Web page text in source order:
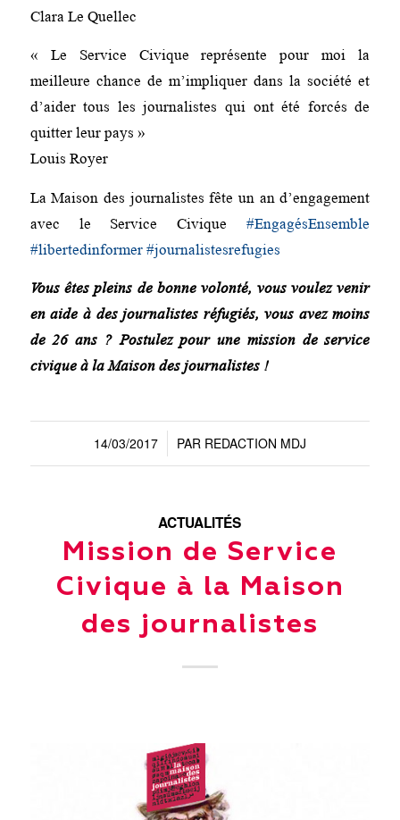
Clara Le Quellec
« Le Service Civique représente pour moi la
meilleure chance de m’impliquer dans la société et
d’aider tous les journalistes qui ont été forcés de
quitter leur pays »
Louis Royer
La Maison des journalistes fête un an d’engagement
avec le Service Civique#EngagésEnsemble
#libertedinformer #journalistesrefugies
Vous êtes pleins de bonne volonté, vous voulez venir
en aide à des journalistes réfugiés, vous avez moins
de 26 ans ?Postulez pour une mission de service
civique à la Maison des journalistes !
14/03/2017
/ PAR REDACTION MDJ
ACTUALITÉS
Mission de Service
Civique à la Maison
des journalistes